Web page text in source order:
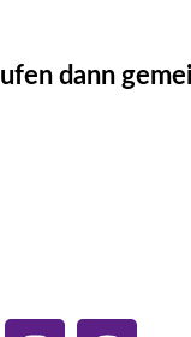
dann